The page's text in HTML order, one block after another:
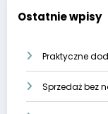
Ostatnie wpisy
Praktyczne
Sprzedaż bez